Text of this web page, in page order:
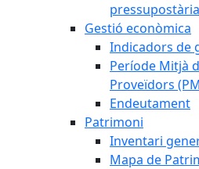
pressupostària
Gestió econòmica
Indicadors de
Període Mitjà
Proveïdors
Endeutament
Patrimoni
Inventari
Mapa de